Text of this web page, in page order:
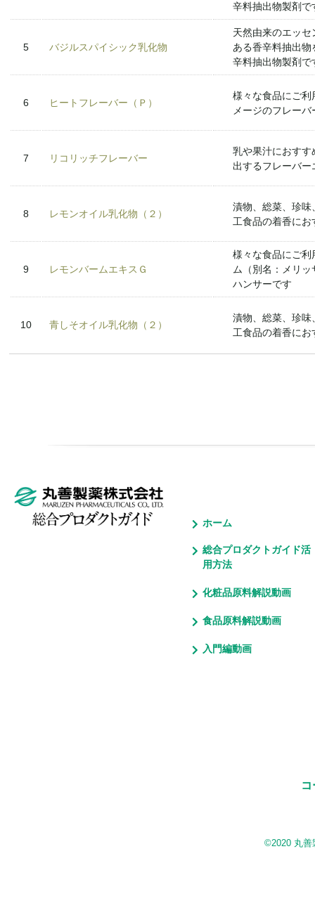
辛料抽出物製剤で
5 バジルスパイシック乳化物
天然由来のエッ
ある香辛料抽出
辛料抽出物製剤で
6 ヒートフレーバー（Ｐ）
様々な食品にご利
メージのフレー
7 リコリッチフレーバー
乳や果汁におすす
出するフレーバ
8 レモンオイル乳化物（２）
漬物、総菜、珍味
工食品の着香に
9 レモンバームエキスＧ
様々な食品にご利
ム（別名：メリ
ハンサーです
10 青しそオイル乳化物（２）
漬物、総菜、珍味
工食品の着香に
ホーム
総合プロダクトガイド活
用方法
化粧品原料解説動画
食品原料解説動画
入門編動画
©2020 丸善